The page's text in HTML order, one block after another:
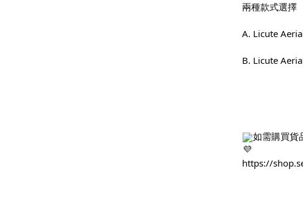
兩種款式選擇
A. Licute
B. Licute
如需購買貨
https://